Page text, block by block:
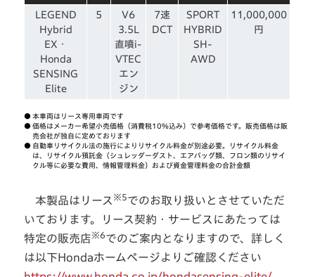
LEGEND
Hybrid
EX・
Honda
SENSING
Elite
5
V6
3.5L
直噴i-
VTEC
エン
ジン
7速
DCT
SPORT
HYBRID
SH-
AWD
11,000,000
円
● 本車両はリース専用車両です
● 価格はメーカー希望小売価格（消費税10%込み）で参考価格です。販売価格は販
売会社が独自に定めております
● 自動車リサイクル法の施行によりリサイクル料金が別途必要。リサイクル料金
は、リサイクル預託金（シュレッダーダスト、エアバッグ類、フロン類のリサイ
クル等に必要な費用、情報管理料金）および資金管理料金の合計金額
本製品はリース ※5でのお取り扱いとさせていただ
いております。リース契約・サービスにあたっては
特定の販売店※6でのご案内となりますので、詳しく
は以下Hondaホームページよりご確認ください